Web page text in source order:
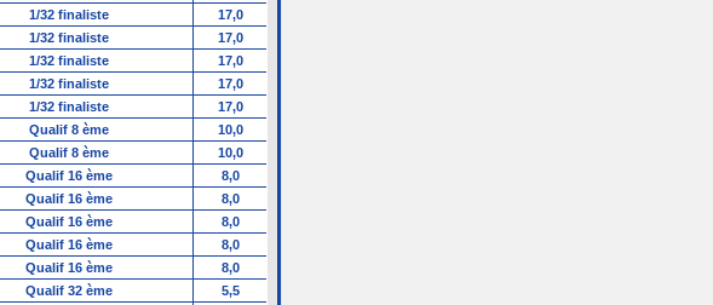
1/32 finaliste
17,0
1/32 finaliste
17,0
1/32 finaliste
17,0
1/32 finaliste
17,0
1/32 finaliste
17,0
Qualif 8 ème
10,0
Qualif 8 ème
10,0
Qualif 16 ème
8,0
Qualif 16 ème
8,0
Qualif 16 ème
8,0
Qualif 16 ème
8,0
Qualif 16 ème
8,0
Qualif 32 ème
5,5